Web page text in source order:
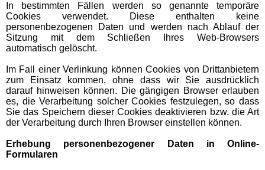
In bestimmten Fällen werden so genannte temporäre
Cookies verwendet. Diese enthalten keine
personenbezogenen Daten und werden nach Ablauf der
Sitzung mit dem Schließen Ihres Web-Browsers
automatisch gelöscht.
Im Fall einer Verlinkung können Cookies von Drittanbietern
zum Einsatz kommen, ohne dass wir Sie ausdrücklich
darauf hinweisen können. Die gängigen Browser erlauben
es, die Verarbeitung solcher Cookies festzulegen, so dass
Sie das Speichern dieser Cookies deaktivieren bzw. die Art
der Verarbeitung durch Ihren Browser einstellen können.
Erhebung personenbezogener Daten in Online-
Formularen